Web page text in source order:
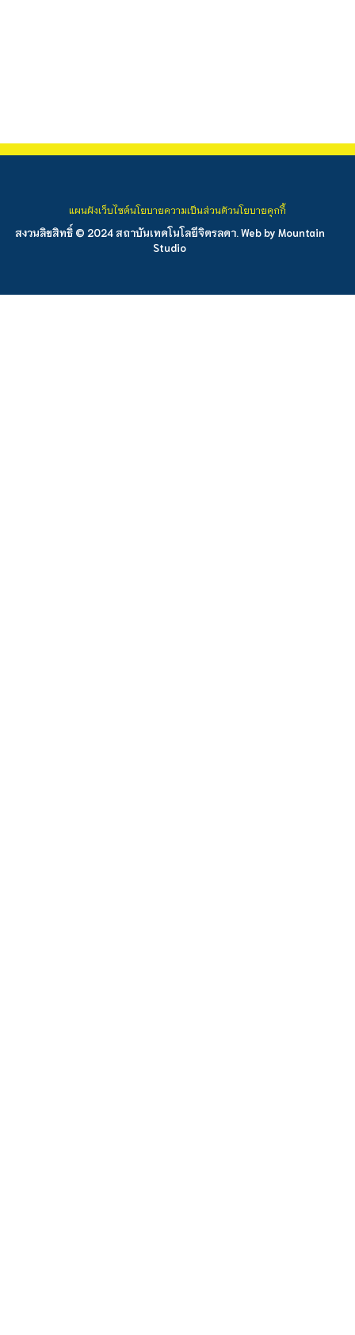
สงวนลิขสิทธิ์ © 2024 สถาบันเทคโนโลยีจิตรลดา. Web by Mountain
Studio
แผนผังเว็บไซต์นโยบายความเป็นส่วนตัวนโยบายคุกกี้